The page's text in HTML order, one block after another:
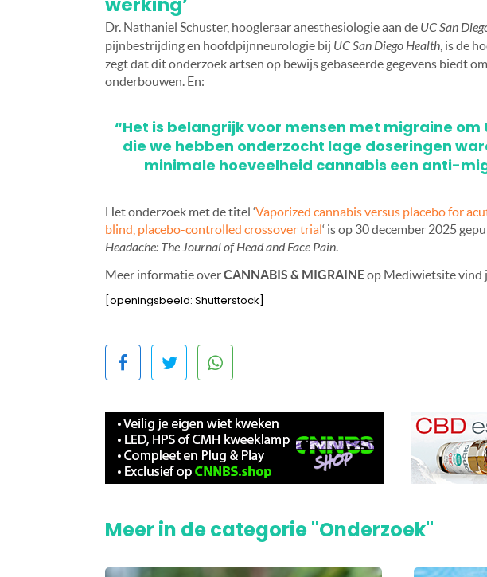
Dr. Nathaniel Schuster, hoogleraar anesthesiologie aan de UC San
pijnbestrijding en hoofdpijnneurologie bij UC San Diego Health , is de
zegt dat dit onderzoek artsen op bewijs gebaseerde gegevens biedt
onderbouwen. En:
“Het is belangrijk voor mensen met migraine
die we hebben onderzocht lage doseringen
minimale hoeveelheid cannabis een anti-
Het onderzoek met de titel ‘Vaporized cannabis versus placebo for
blind, placebo-controlled crossover trial‘ is op 30 december 2025
Headache: The Journal of Head and Face Pain.
Meer informatie overCANNABIS & MIGRAINEop Mediwietsite vind
[openingsbeeld: Shutterstock]
Meer in de categorie "Onderzoek"